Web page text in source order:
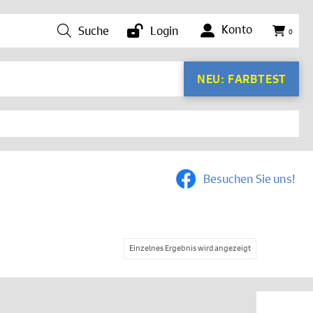
Suche Login Konto 0
NEU: FARBTEST
Besuchen Sie uns!
Einzelnes Ergebnis wird angezeigt